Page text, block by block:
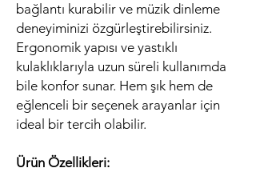
bağlantı kurabilir ve müzik dinleme
deneyiminizi özgürleştirebilirsiniz.
Ergonomik yapısı ve yastıklı
kulaklıklarıyla uzun süreli kullanımda
bile konfor sunar. Hem şık hem de
eğlenceli bir seçenek arayanlar için
ideal bir tercih olabilir.
Ürün Özellikleri: